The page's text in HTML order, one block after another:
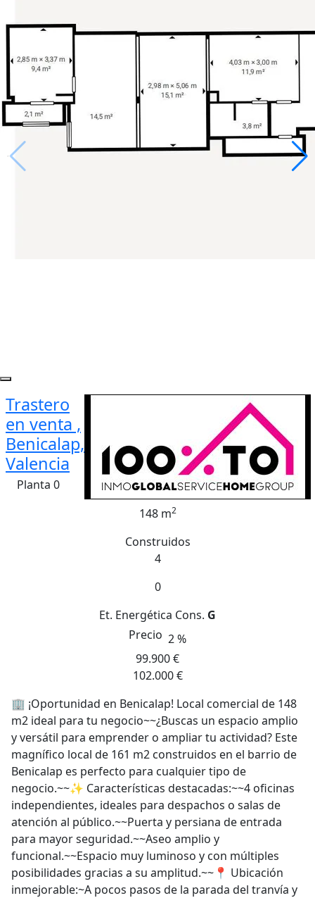
Trastero
en venta ,
Benicalap,
Valencia
Planta 0
148 m2
Construidos
4
0
Et. Energética Cons. G
Precio 2 %
99.900 €
102.000 €
🏢 ¡Oportunidad en Benicalap! Local comercial de 148
m2 ideal para tu negocio~~¿Buscas un espacio amplio
y versátil para emprender o ampliar tu actividad? Este
magnífico local de 161 m2 construidos en el barrio de
Benicalap es perfecto para cualquier tipo de
negocio.~~✨ Características destacadas:~~4 oficinas
independientes, ideales para despachos o salas de
atención al público.~~Puerta y persiana de entrada
para mayor seguridad.~~Aseo amplio y
funcional.~~Espacio muy luminoso y con múltiples
posibilidades gracias a su amplitud.~~📍 Ubicación
inmejorable:~A pocos pasos de la parada del tranvía y